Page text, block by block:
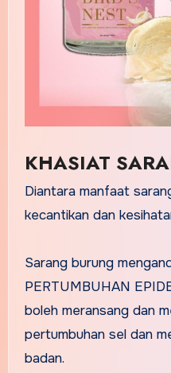
KHASIAT
Diantara manfaat
kecantikan dan
Sarang burung
PERTUMBUHAN
boleh meransang dan
pertumbuhan sel dan
badan.